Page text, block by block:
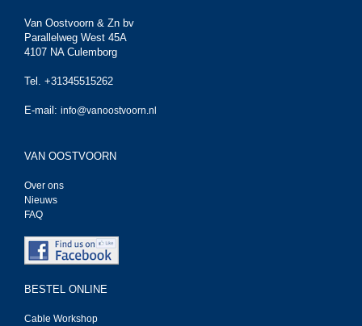
Van Oostvoorn & Zn bv
Parallelweg West 45A
4107 NA Culemborg
Tel. +31345515262
E-mail: info@vanoostvoorn.nl
VAN OOSTVOORN
Over ons
Nieuws
FAQ
BESTEL ONLINE
Cable Workshop